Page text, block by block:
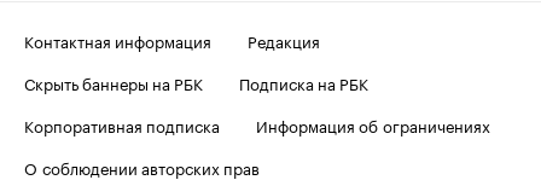
Контактная информация
Редакция
Скрыть баннеры на РБК
Подписка на РБК
Корпоративная подписка
Информация об ограничениях
О соблюдении авторских прав